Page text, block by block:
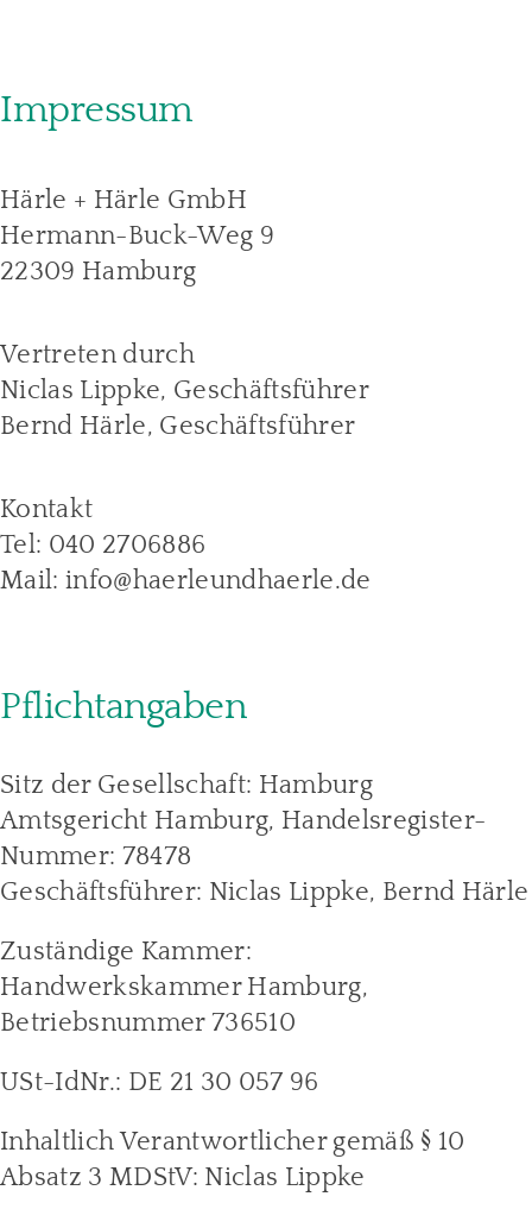
Impressum
Härle + Härle GmbH
Hermann-Buck-Weg 9
22309 Hamburg
Vertreten durch
Niclas Lippke, Geschäftsführer
Bernd Härle, Geschäftsführer
Kontakt
Tel: 040 2706886
Mail: info@haerleundhaerle.de
Pflichtangaben
Sitz der Gesellschaft: Hamburg
Amtsgericht Hamburg, Handelsregister-
Nummer: 78478
Geschäftsführer: Niclas Lippke, Bernd Härle
Zuständige Kammer:
Handwerkskammer Hamburg,
Betriebsnummer 736510
USt-IdNr.: DE 21 30 057 96
Inhaltlich Verantwortlicher gemäß § 10
Absatz 3 MDStV: Niclas Lippke